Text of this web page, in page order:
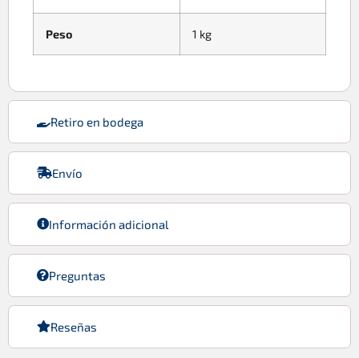
Retiro en bodega
Envío
Información adicional
Preguntas
Reseñas
Peso 1 kg